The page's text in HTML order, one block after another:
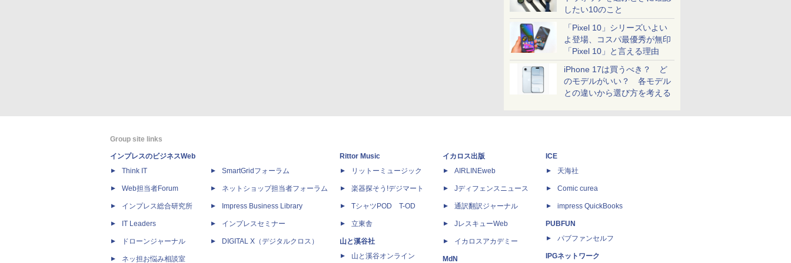
したい10のこと
「Pixel 10」シリーズいよい
よ登場、コスパ最優秀が無印
「Pixel 10」と言える理由
iPhone 17は買うべき？ ど
のモデルがいい？ 各モデル
との違いから選び方を考える
Group site links
インプレスのビジネスWeb
Think IT
Web担当者Forum
インプレス総合研究所
IT Leaders
ドローンジャーナル
ネッ担お悩み相談室
SmartGridフォーラム
ネットショップ担当者フォーラム
Impress Business Library
インプレスセミナー
DIGITAL X（デジタルクロス）
Rittor Music
リットーミュージック
楽器探そう!デジマート
TシャツPOD T-OD
立東舎
山と溪谷社
山と溪谷オンライン
イカロス出版
AIRLINEweb
Jディフェンスニュース
通訳翻訳ジャーナル
JレスキューWeb
イカロスアカデミー
MdN
ICE
天海社
Comic curea
impress QuickBooks
PUBFUN
パブファンセルフ
IPGネットワーク